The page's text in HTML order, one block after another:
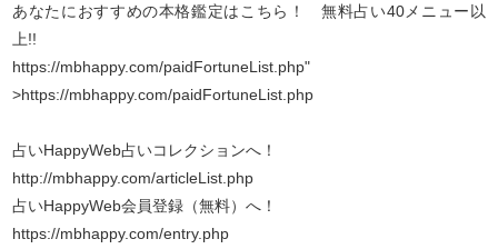
あなたにおすすめの本格鑑定はこちら！ 無料占い40メニュー以
上!!
https://mbhappy.com/paidFortuneList.php"
>https://mbhappy.com/paidFortuneList.php
占いHappyWeb占いコレクションへ！
http://mbhappy.com/articleList.php
占いHappyWeb会員登録（無料）へ！
https://mbhappy.com/entry.php